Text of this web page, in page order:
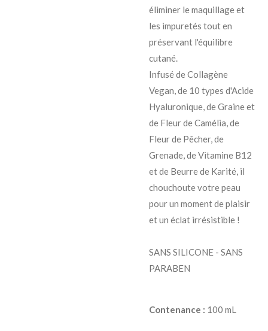
éliminer le maquillage et
les impuretés tout en
préservant l'équilibre
cutané.
Infusé de Collagène
Vegan, de 10 types d'Acide
Hyaluronique, de Graine et
de Fleur de Camélia, de
Fleur de Pêcher, de
Grenade, de Vitamine B12
et de Beurre de Karité, il
chouchoute votre peau
pour un moment de plaisir
et un éclat irrésistible !
SANS SILICONE - SANS
PARABEN
Contenance : 100 mL